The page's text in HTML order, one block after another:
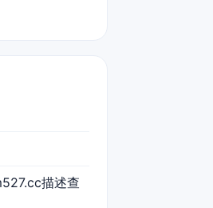
描述查